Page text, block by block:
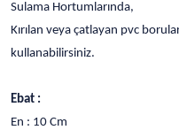
Sulama Hortumlarında,
Kırılan veya çatlayan pvc
kullanabilirsiniz.
Ebat :
En : 10 Cm